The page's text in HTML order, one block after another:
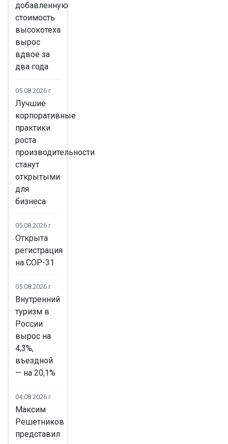
добавленную
стоимость
высокотеха
вырос
вдвое за
два года
05.08.2026 г
Лучшие
корпоративные
практики
роста
производительности
станут
открытыми
для
бизнеса
05.08.2026 г
Открыта
регистрация
на COP-31
05.08.2026 г
Внутренний
туризм в
России
вырос на
4,3%,
въездной
— на 20,1%
04.08.2026 г
Максим
Решетников
представил